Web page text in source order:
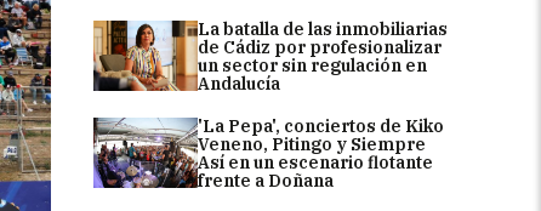
La batalla de las inmobiliarias
de Cádiz por profesionalizar
un sector sin regulación en
Andalucía
'La Pepa', conciertos de Kiko
Veneno, Pitingo y Siempre
Así en un escenario flotante
frente a Doñana